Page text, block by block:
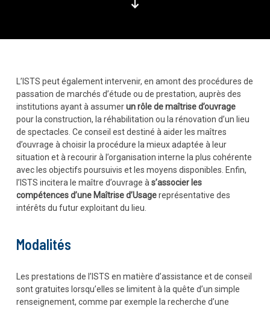
L’ISTS peut également intervenir, en amont des procédures de
passation de marchés d’étude ou de prestation, auprès des
institutions ayant à assumerun rôle de maîtrise d’ouvrage
pour la construction, la réhabilitation ou la rénovation d’un lieu
de spectacles. Ce conseil est destiné à aider les maîtres
d’ouvrage à choisir la procédure la mieux adaptée à leur
situation et à recourir à l’organisation interne la plus cohérente
avec les objectifs poursuivis et les moyens disponibles. Enfin,
l’ISTS incitera le maître d’ouvrage à s’associer les
compétences d’une Maîtrise d’Usagereprésentative des
intérêts du futur exploitant du lieu.
Modalités
Les prestations de l’ISTS en matière d’assistance et de conseil
sont gratuites lorsqu’elles se limitent à la quête d’un simple
renseignement, comme par exemple la recherche d’une